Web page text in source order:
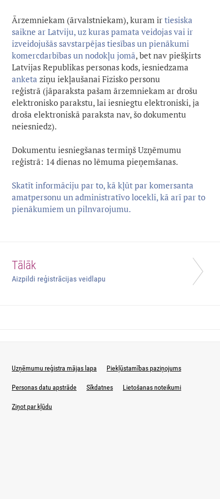
Ārzemniekam (ārvalstniekam), kuram irtiesiska
saikne ar Latviju, uz kuras pamata veidojas vai ir
izveidojušās savstarpējas tiesības un pienākumi
komercdarbības un nodokļu jomā, bet nav piešķirts
Latvijas Republikas personas kods, iesniedzama
anketa ziņu iekļaušanai Fizisko personu
reģistrā (jāparaksta pašam ārzemniekam ar drošu
elektronisko parakstu, lai iesniegtu elektroniski, ja
droša elektroniskā paraksta nav, šo dokumentu
neiesniedz).
Dokumentu iesniegšanas termiņš Uzņēmumu
reģistrā: 14 dienas no lēmuma pieņemšanas.
Skatīt informāciju par to, kā kļūt par komersanta
amatpersonu un administratīvo locekli, kā arī par to
pienākumiem un pilnvarojumu.
Tālāk
Aizpildi reģistrācijas veidlapu
Uzņēmumu reģistra mājas lapa Piekļūstamības paziņojums
Personas datu apstrāde Sīkdatnes Lietošanas noteikumi
Ziņot par kļūdu